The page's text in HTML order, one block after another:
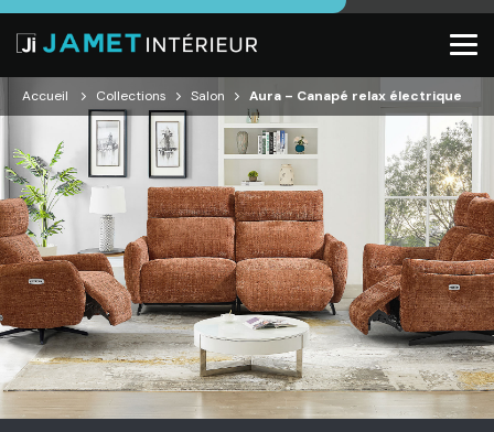
Accueil Collections Salon Aura – Canapé relax électrique